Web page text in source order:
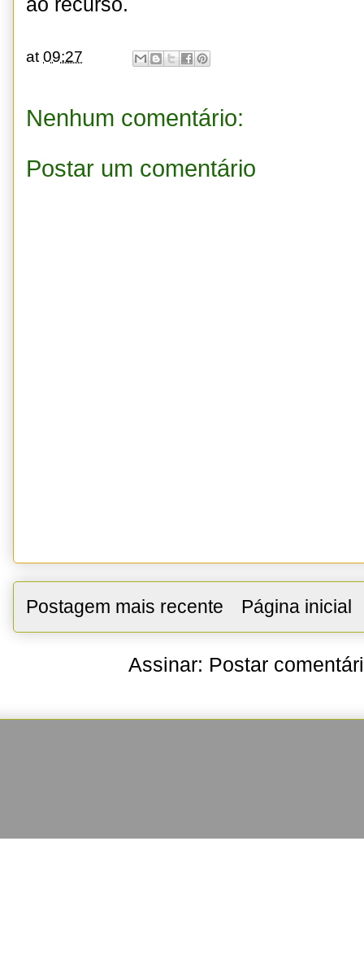
ao recurso.
at09:27
Nenhum comentário:
Postar um comentário
Postagem mais recente Página inicial
Assinar: Postar